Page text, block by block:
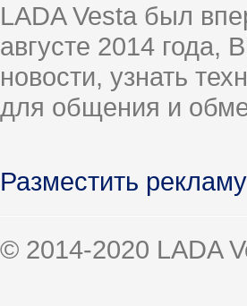
LADA Vesta был
августе 2014 года,
новости, узнать
для общения и
Разместить
© 2014-2020 LADA